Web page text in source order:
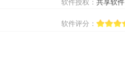
软件授权： 共享软件
软件评分：